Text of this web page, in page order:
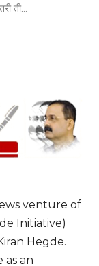
ती...
venture of
Initiative)
Hegde.
as an